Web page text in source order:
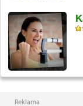
Reklama